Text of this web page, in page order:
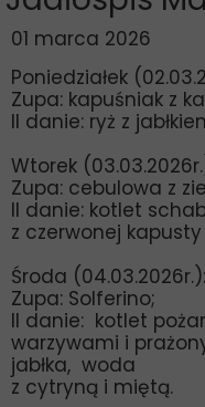
01 marca 2026
Poniedziałek
Zupa: kapuśniak z
II danie: ryż z
Wtorek
Zupa: cebulowa z
II danie: kotlet
z czerwonej
Środa (04.03.2026r.):
Zupa: Solferino;
II danie: kotlet
warzywami i
jabłka, woda
z cytryną i miętą.